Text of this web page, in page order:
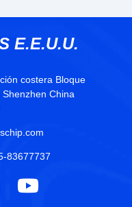
E.E.U.U.
costera Bloque
China
83677737